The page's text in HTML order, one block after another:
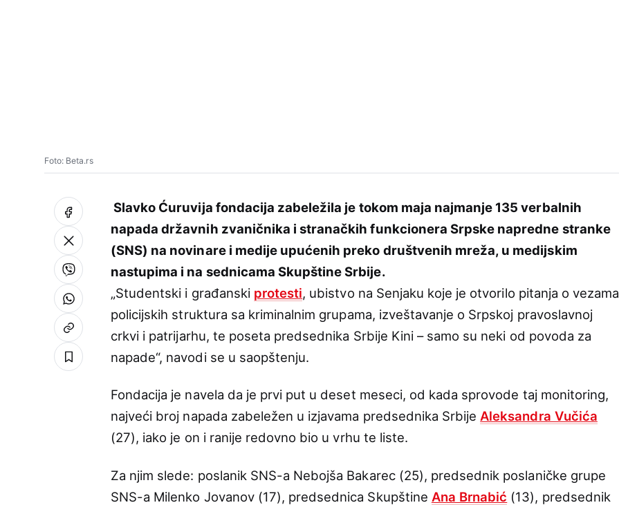
Foto: Beta.rs
Slavko Ćuruvija fondacija zabeležila je tokom maja najmanje 135 verbalnih
napada državnih zvaničnika i stranačkih funkcionera Srpske napredne stranke
(SNS) na novinare i medije upućenih preko društvenih mreža, u medijskim
nastupima i na sednicama Skupštine Srbije.
„Studentski i građanski protesti, ubistvo na Senjaku koje je otvorilo pitanja o vezama
policijskih struktura sa kriminalnim grupama, izveštavanje o Srpskoj pravoslavnoj
crkvi i patrijarhu, te poseta predsednika Srbije Kini – samo su neki od povoda za
napade“, navodi se u saopštenju.
Fondacija je navela da je prvi put u deset meseci, od kada sprovode taj monitoring,
najveći broj napada zabeležen u izjavama predsednika SrbijeAleksandra Vučića
(27), iako je on i ranije redovno bio u vrhu te liste.
Za njim slede: poslanik SNS-a Nebojša Bakarec (25), predsednik poslaničke grupe
SNS-a Milenko Jovanov (17), predsednica Skupštine Ana Brnabić (13), predsednik